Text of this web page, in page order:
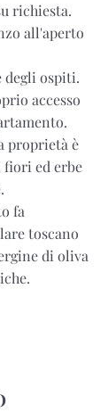
richiesta.
all'aperto
degli ospiti.
accesso
proprietà è
ed erbe
fa
toscano
di oliva